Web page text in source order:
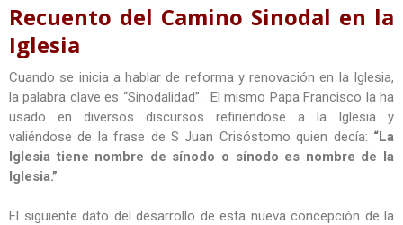
Recuento del Camino Sinodal en la
Iglesia
Cuando se inicia a hablar de reforma y renovación en la Iglesia,
la palabra clave es “Sinodalidad”. El mismo Papa Francisco la ha
usado en diversos discursos refiriéndose a la Iglesia y
valiéndose de la frase de S Juan Crisóstomo quien decía: “La
Iglesia tiene nombre de sínodo o sínodo es nombre de la
Iglesia.”
El siguiente dato del desarrollo de esta nueva concepción de la